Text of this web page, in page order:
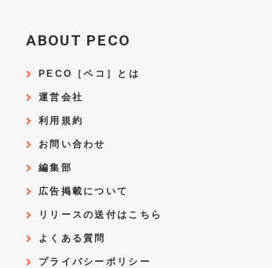
ABOUT PECO
PECO［ペコ］とは
運営会社
利用規約
お問い合わせ
編集部
広告掲載について
リリースの送付はこちら
よくある質問
プライバシーポリシー